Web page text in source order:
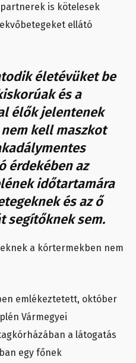
is kötelesek
ellátó
életévüket be
és a
élők jelentenek
kell maszkot
érdekében az
időtartamára
és az ő
segítőknek sem.
a kórtermekben nem
emlékeztetett, október
Vármegyei
a látogatás
egy főnek